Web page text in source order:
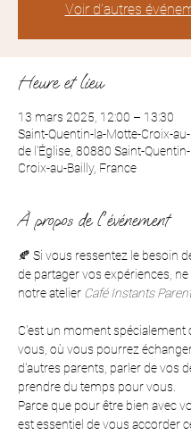
Voir d'autres
Heure et lieu
13 mars 2025, 12:00 – 13:30
Saint-Quentin-la-Motte-Croix-
de l'Église, 80880 Saint-
Croix-au-Bailly, France
À propos de l'événement
🍂 Si vous ressentez le besoin
de partager vos expériences,
notre atelier Café Instants
C'est un moment spécialement
vous, où vous pourrez
d'autres parents, parler de vos
prendre du temps pour vous.
Parce que pour être bien avec
est essentiel de vous accorder